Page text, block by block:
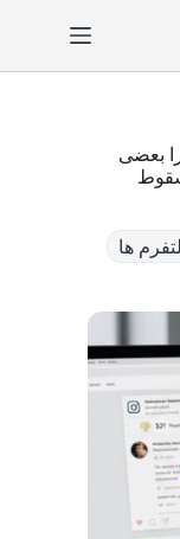
بعضی
سقوط
ها